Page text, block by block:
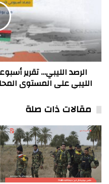
أبرز
تطورات
المشهد
الليبي
المستوى
المحلي
والدولي
من
بوليتكال
كيز.
الرصد الليبي… تقرير
الليبي على المستوى
مقالات ذات صلة